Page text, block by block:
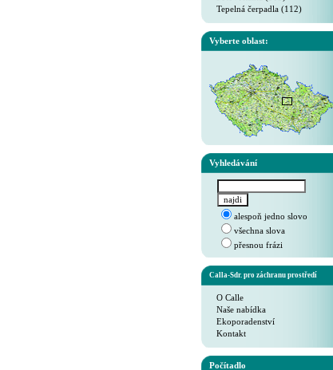
Tepelná čerpadla (112)
Vyberte oblast:
Vyhledávání
alespoň jedno slovo
všechna slova
přesnou frázi
Calla-Sdr. pro záchranu prostředí
O Calle
Naše nabídka
Ekoporadenství
Kontakt
Počítadlo